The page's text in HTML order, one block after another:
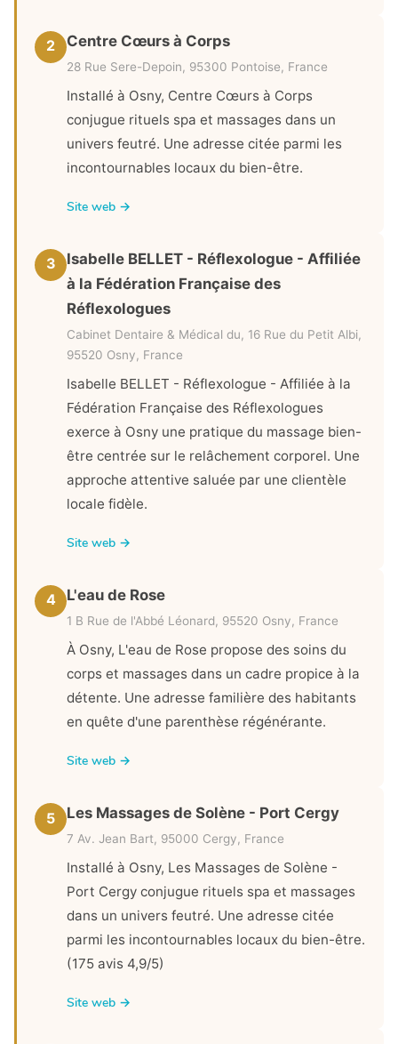
2 Centre Cœurs à Corps
28 Rue Sere-Depoin, 95300 Pontoise, France
Installé à Osny, Centre Cœurs à Corps
conjugue rituels spa et massages dans un
univers feutré. Une adresse citée parmi les
incontournables locaux du bien-être.
Site web →
3
Isabelle BELLET - Réflexologue - Affiliée
à la Fédération Française des
Réflexologues
Cabinet Dentaire & Médical du, 16 Rue du Petit Albi,
95520 Osny, France
Isabelle BELLET - Réflexologue - Affiliée à la
Fédération Française des Réflexologues
exerce à Osny une pratique du massage bien-
être centrée sur le relâchement corporel. Une
approche attentive saluée par une clientèle
locale fidèle.
Site web →
4 L'eau de Rose
1 B Rue de l'Abbé Léonard, 95520 Osny, France
À Osny, L'eau de Rose propose des soins du
corps et massages dans un cadre propice à la
détente. Une adresse familière des habitants
en quête d'une parenthèse régénérante.
Site web →
5 Les Massages de Solène - Port Cergy
7 Av. Jean Bart, 95000 Cergy, France
Installé à Osny, Les Massages de Solène -
Port Cergy conjugue rituels spa et massages
dans un univers feutré. Une adresse citée
parmi les incontournables locaux du bien-être.
(175 avis 4,9/5)
Site web →